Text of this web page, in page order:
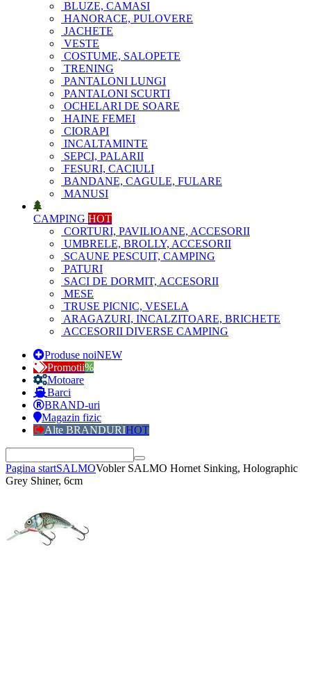
BLUZE, CAMASI
HANORACE, PULOVERE
JACHETE
VESTE
COSTUME, SALOPETE
TRENING
PANTALONI LUNGI
PANTALONI SCURTI
OCHELARI DE SOARE
HAINE FEMEI
CIORAPI
INCALTAMINTE
SEPCI, PALARII
FESURI, CACIULI
BANDANE, CAGULE, FULARE
MANUSI
CAMPING HOT
CORTURI, PAVILIOANE, ACCESORII
UMBRELE, BROLLY, ACCESORII
SCAUNE PESCUIT, CAMPING
PATURI
SACI DE DORMIT, ACCESORII
MESE
TRUSE PICNIC, VESELA
ARAGAZURI, INCALZITOARE, BRICHETE
ACCESORII DIVERSE CAMPING
Produse noiNEW
Promotii%
Motoare
Barci
BRAND-uri
Magazin fizic
Alte BRANDURIHOT
Pagina startSALMOVobler SALMO Hornet Sinking, Holographic
Grey Shiner, 6cm